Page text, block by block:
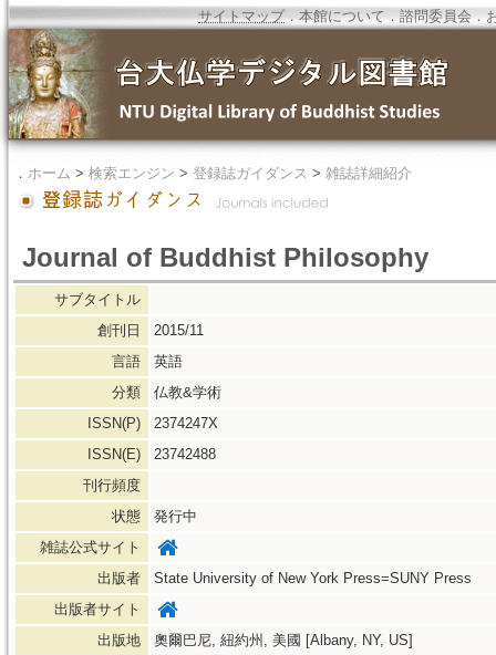
サイトマップ．本館について．諮問委員会．
． ホーム > 検索エンジン > 登録誌ガイダンス > 雑誌詳細紹介
Journal of Buddhist Philosophy
サブタイトル
創刊日
2015/11
言語
英語
分類
仏教&学術
ISSN(P)
2374247X
ISSN(E)
23742488
刊行頻度
状態
発行中
雑誌公式サイト
出版者
State University of New York Press=SUNY Press
出版者サイト
出版地
奧爾巴尼, 紐約州, 美國 [Albany, NY, US]